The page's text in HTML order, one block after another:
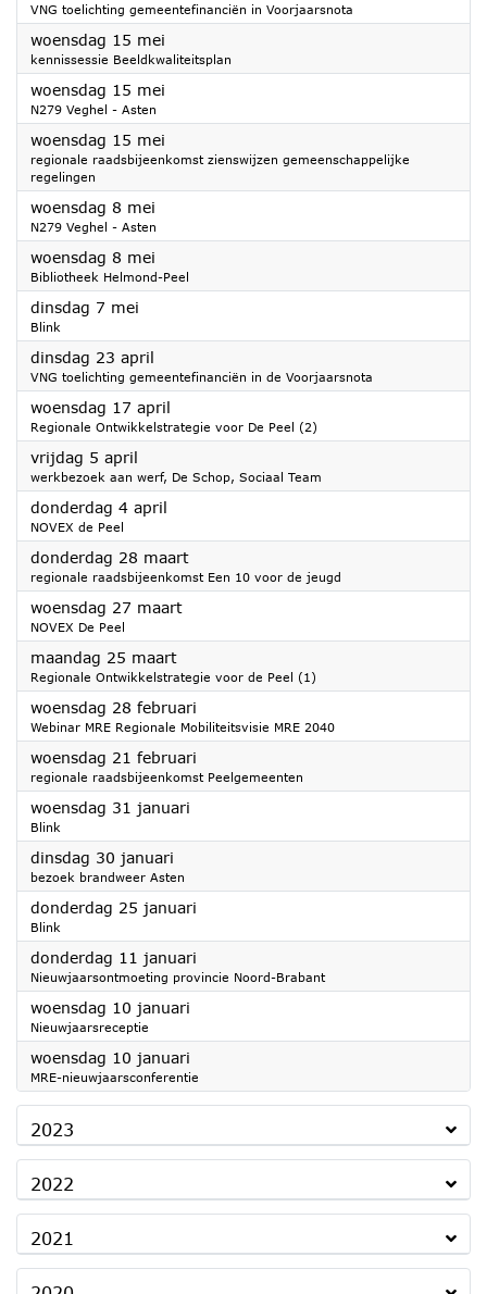
VNG toelichting gemeentefinanciën in Voorjaarsnota
woensdag 15 mei
kennissessie Beeldkwaliteitsplan
woensdag 15 mei
N279 Veghel - Asten
woensdag 15 mei
regionale raadsbijeenkomst zienswijzen gemeenschappelijke
regelingen
woensdag 8 mei
N279 Veghel - Asten
woensdag 8 mei
Bibliotheek Helmond-Peel
dinsdag 7 mei
Blink
dinsdag 23 april
VNG toelichting gemeentefinanciën in de Voorjaarsnota
woensdag 17 april
Regionale Ontwikkelstrategie voor De Peel (2)
vrijdag 5 april
werkbezoek aan werf, De Schop, Sociaal Team
donderdag 4 april
NOVEX de Peel
donderdag 28 maart2024
regionale raadsbijeenkomst Een 10 voor de jeugd
woensdag 27 maart2024
NOVEX De Peel
maandag 25 maart2024
Regionale Ontwikkelstrategie voor de Peel (1)
woensdag 28 februari
Webinar MRE Regionale Mobiliteitsvisie MRE 2040
woensdag 21 februari
regionale raadsbijeenkomst Peelgemeenten
woensdag 31 januari
Blink
dinsdag 30 januari
bezoek brandweer Asten
donderdag 25 januari
Blink
donderdag 11 januari
Nieuwjaarsontmoeting provincie Noord-Brabant
woensdag 10 januari
Nieuwjaarsreceptie
woensdag 10 januari
MRE-nieuwjaarsconferentie
2023
2022
2021